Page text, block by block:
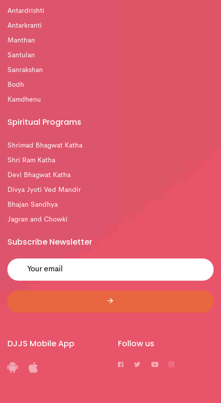
Antardrishti
Antarkranti
Manthan
Santulan
Sanrakshan
Bodh
Kamdhenu
Spiritual Programs
Shrimad Bhagwat Katha
Shri Ram Katha
Devi Bhagwat Katha
Divya Jyoti Ved Mandir
Bhajan Sandhya
Jagran and Chowki
Subscribe Newsletter
DJJS Mobile App Follow us